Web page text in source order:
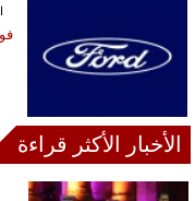
الأخبار الأكثر قراءة